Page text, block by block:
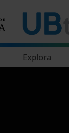
Explora